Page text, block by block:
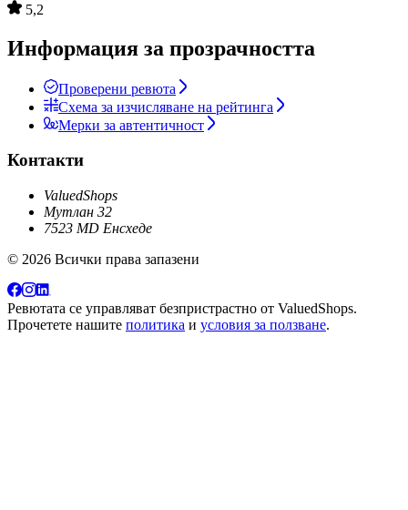
5,2
Информация за прозрачността
Проверени ревюта
Схема за изчисляване на рейтинга
Мерки за автентичност
Контакти
ValuedShops
Мутлан 32
7523 MD Енсхеде
© 2026 Всички права запазени
Ревютата се управляват безпристрастно от ValuedShops.
Прочетете нашите политика и условия за ползване.